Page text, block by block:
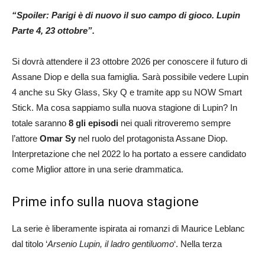
“Spoiler: Parigi è di nuovo il suo campo di gioco. Lupin
Parte 4, 23 ottobre”.
Si dovrà attendere il 23 ottobre 2026 per conoscere il futuro di
Assane Diop e della sua famiglia. Sarà possibile vedere Lupin
4 anche su Sky Glass, Sky Q e tramite app su NOW Smart
Stick. Ma cosa sappiamo sulla nuova stagione di Lupin? In
totale saranno 8 gli episodi nei quali ritroveremo sempre
l’attore Omar Sy nel ruolo del protagonista Assane Diop.
Interpretazione che nel 2022 lo ha portato a essere candidato
come Miglior attore in una serie drammatica.
Prime info sulla nuova stagione
La serie è liberamente ispirata ai romanzi di Maurice Leblanc
dal titolo ‘Arsenio Lupin, il ladro gentiluomo‘. Nella terza